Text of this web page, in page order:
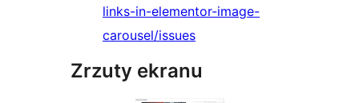
links-in-elementor-image-
carousel/issues
Zrzuty ekranu